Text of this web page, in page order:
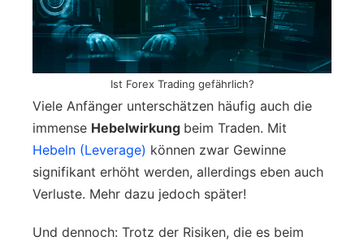
Ist Forex Trading gefährlich?
Viele Anfänger unterschätzen häufig auch die
immense Hebelwirkung beim Traden. Mit
Hebeln (Leverage) können zwar Gewinne
signifikant erhöht werden, allerdings eben auch
Verluste. Mehr dazu jedoch später!
Und dennoch: Trotz der Risiken, die es beim